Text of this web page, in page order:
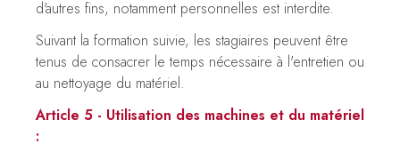
d'autres fins, notamment personnelles est interdite.
Suivant la formation suivie, les stagiaires peuvent être
tenus de consacrer le temps nécessaire à l'entretien ou
au nettoyage du matériel.
Article 5 - Utilisation des machines et du matériel
: